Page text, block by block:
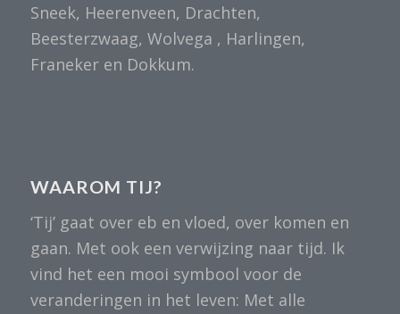
Sneek, Heerenveen, Drachten,
Beesterzwaag, Wolvega , Harlingen,
Franeker en Dokkum.
WAAROM TIJ?
‘Tij’ gaat over eb en vloed, over komen en
gaan. Met ook een verwijzing naar tijd. Ik
vind het een mooi symbool voor de
veranderingen in het leven: Met alle